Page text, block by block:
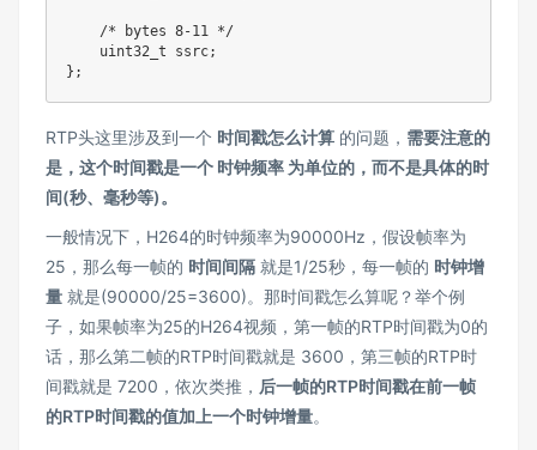
/* bytes 8-11 */
uint32_t ssrc;
} ;
RTP头这里涉及到一个 时间戳怎么计算 的问题， 需要注意的
是，这个时间戳是一个 时钟频率 为单位的，而不是具体的时
间(秒、毫秒等)。
一般情况下，H264的时钟频率为90000Hz，假设帧率为
25，那么每一帧的 时间间隔 就是1/25秒，每一帧的 时钟增
量 就是(90000/25=3600)。那时间戳怎么算呢？举个例
子，如果帧率为25的H264视频，第一帧的RTP时间戳为0的
话，那么第二帧的RTP时间戳就是 3600，第三帧的RTP时
间戳就是 7200，依次类推， 后一帧的RTP时间戳在前一帧
的RTP时间戳的值加上一个时钟增量。